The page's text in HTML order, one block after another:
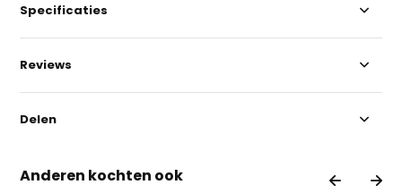
Specificaties
Reviews
Delen
Anderen kochten ook